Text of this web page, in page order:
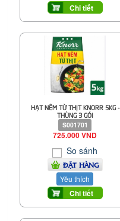
Chi tiết
HẠT NÊM TỪ THỊT KNORR 5KG -
THÙNG 3 GÓI
S001701
725.000 VND
So sánh
ĐẶT HÀNG
Yêu thích
Chi tiết